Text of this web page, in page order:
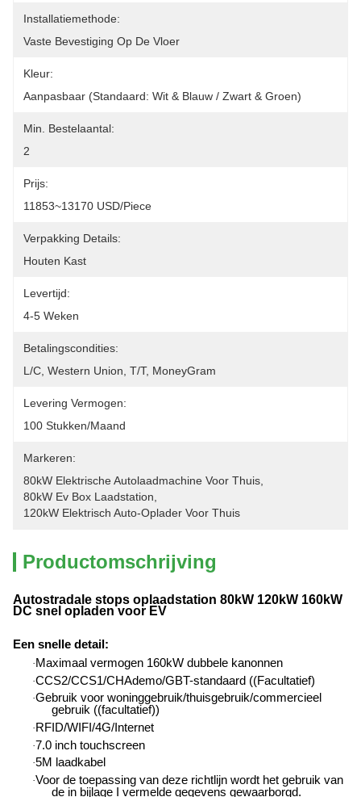
Installatiemethode:
Vaste Bevestiging Op De Vloer
Kleur:
Aanpasbaar (Standaard: Wit & Blauw / Zwart & Groen)
Min. Bestelaantal:
2
Prijs:
11853~13170 USD/Piece
Verpakking Details:
Houten Kast
Levertijd:
4-5 Weken
Betalingscondities:
L/C, Western Union, T/T, MoneyGram
Levering Vermogen:
100 Stukken/maand
Markeren:
80kW Elektrische Autolaadmachine Voor Thuis
80kW Ev Box Laadstation
120kW Elektrisch Auto-Oplader Voor Thuis
Productomschrijving
Autostradale stops oplaadstation 80kW 120kW 160kW
DC snel opladen voor EV
Een snelle detail :
· Maximaal vermogen 160kW dubbele kanonnen
·CCS2/CCS1/CHAdemo/GBT-standaard ((Facultatief)
·Gebruik voor woninggebruik/thuisgebruik/commercieel
gebruik ((facultatief))
· RFID/WIFI/4G/Internet
·7.0 inch touchscreen
·5M laadkabel
·Voor de toepassing van deze richtlijn wordt het gebruik van
de in bijlage I vermelde gegevens gewaarborgd.